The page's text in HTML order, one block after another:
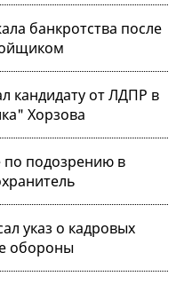
банкротства после
кандидату от ЛДПР в
Хорзова
по подозрению в
указ о кадровых
обороны